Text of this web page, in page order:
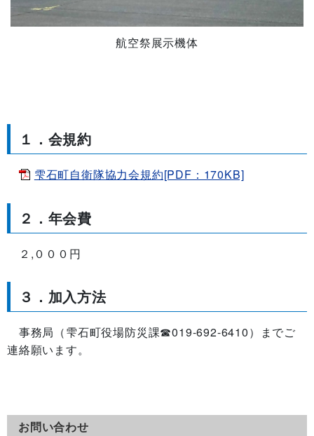
航空祭展示機体
１．会規約
雫石町自衛隊協力会規約[PDF：170KB]
２．年会費
２,０００円
３．加入方法
事務局（雫石町役場防災課☎019-692-6410）までご
連絡願います。
お問い合わせ